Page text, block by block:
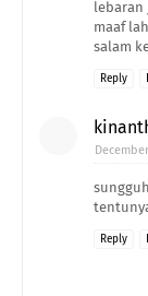
lebaran
maaf
salam
Reply
Reply